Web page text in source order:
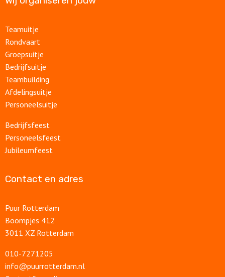
Teamuitje
Rondvaart
Groepsuitje
Bedrijfsuitje
Teambuilding
Afdelingsuitje
Personeelsuitje
Bedrijfsfeest
Personeelsfeest
Jubileumfeest
Contact en adres
Puur Rotterdam
Boompjes 412
3011 XZ Rotterdam
010-7271205
info@puurrotterdam.nl